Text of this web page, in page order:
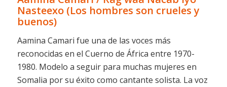
Nasteexo (Los hombres son crueles y
buenos)
Aamina Camari fue una de las voces más
reconocidas en el Cuerno de África entre 1970-
1980. Modelo a seguir para muchas mujeres en
Somalia por su éxito como cantante solista. La voz